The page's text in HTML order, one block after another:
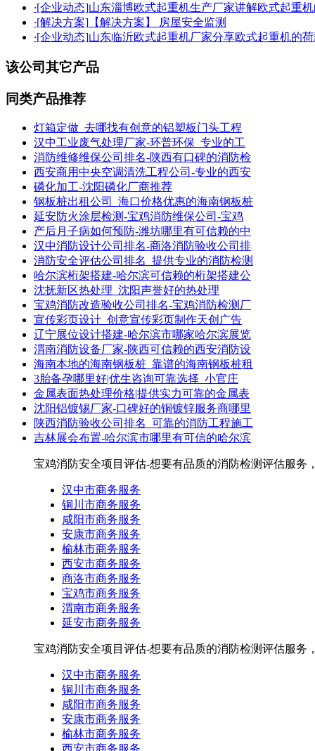
·[企业动态]山东淄博欧式起重机生产厂家讲解欧式起重
·[解决方案] 【解决方案】 房屋安全监测
·[企业动态]山东临沂欧式起重机厂家分享欧式起重机的
该公司其它产品
同类产品推荐
灯箱定做_去哪找有创意的铝塑板门头工程
汉中工业废气处理厂家-环普环保_专业的工
消防维修维保公司排名-陕西有口碑的消防检
西安商用中央空调清洗工程公司-专业的西安
磷化加工-沈阳磷化厂商推荐
钢板桩出租公司_海口价格优惠的海南钢板桩
延安防火涂层检测-宝鸡消防维保公司-宝鸡
产后月子病如何预防-潍坊哪里有可信赖的中
汉中消防设计公司排名-商洛消防验收公司排
消防安全评估公司排名_提供专业的消防检测
哈尔滨桁架搭建-哈尔滨可信赖的桁架搭建公
沈抚新区热处理_沈阳声誉好的热处理
宝鸡消防改造验收公司排名-宝鸡消防检测厂
宣传彩页设计_创意宣传彩页制作天创广告
辽宁展位设计搭建-哈尔滨市哪家哈尔滨展览
渭南消防设备厂家-陕西可信赖的西安消防设
海南本地的海南钢板桩_靠谱的海南钢板桩租
3胎备孕哪里好|优生咨询可靠选择_小官庄
金属表面热处理价格|提供实力可靠的金属表
沈阳铝镀锡厂家-口碑好的铜镀锌服务商哪里
陕西消防验收公司排名_可靠的消防工程施工
吉林展会布置-哈尔滨市哪里有可信的哈尔滨
宝鸡消防安全项目评估-想要有品质的消防检测评估服务
汉中市商务服务
铜川市商务服务
咸阳市商务服务
安康市商务服务
榆林市商务服务
西安市商务服务
商洛市商务服务
宝鸡市商务服务
渭南市商务服务
延安市商务服务
宝鸡消防安全项目评估-想要有品质的消防检测评估服务
汉中市商务服务
铜川市商务服务
咸阳市商务服务
安康市商务服务
榆林市商务服务